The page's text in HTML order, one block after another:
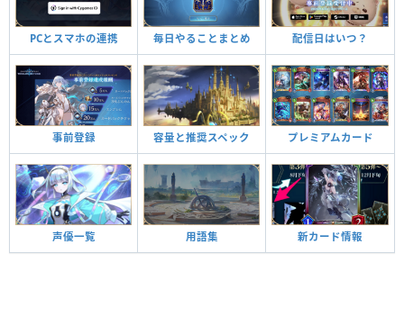
PCとスマホの連携 毎日やることまとめ 配信日はいつ？
事前登録 容量と推奨スペック プレミアムカード
声優一覧 用語集 新カード情報